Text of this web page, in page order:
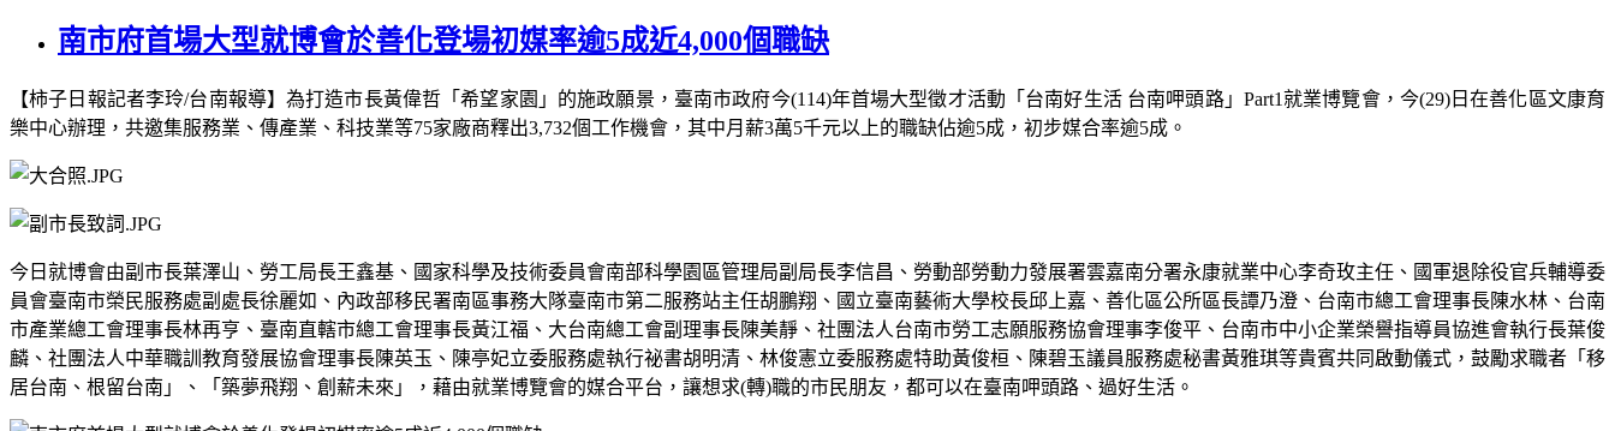
南市府首場大型就博會於善化登場初媒率逾5成近4,000個職缺
【柿子日報記者李玲/台南報導】為打造市長黃偉哲「希望家園」的施政願景，臺南市政府今(114)年首場大型徵才活動「台南好生活 台南呷頭路」 Part1就業博覽會，今(29)日在善化區文康育
樂中心辦理，共邀集服務業、傳產業、科技業等75家廠商釋出3,732個工作機會，其中月薪3萬5千元以上的職缺佔逾5成，初步媒合率逾5成 。
今日就博會由副市長葉澤山、勞工局長王鑫基、 國家科學及技術委員會南部科學園區管理局副局長李信昌、勞動部勞動力發展署雲嘉南分署永康就業中心李奇玫主任、國軍退除役官兵輔導委
員會臺南市榮民服務處副處長徐麗如、內政部移民署南區事務大隊臺南市第二服務站主任胡鵬翔、國立臺南藝術大學校長邱上嘉、善化區公所區長譚乃澄、台南市總工會理事長陳水林、台南
市產業總工會理事長林再亨、臺南直轄市總工會理事長黃江福、大台南總工會副理事長陳美靜、社團法人台南市勞工志願服務協會理事李俊平、台南市中小企業榮譽指導員協進會執行長葉俊
麟、社團法人中華職訓教育發展協會理事長陳英玉 、陳亭妃立委服務處執行祕書胡明清、林俊憲立委服務處特助黃俊桓、陳碧玉議員服務處秘書黃雅琪等貴賓共同啟動儀式，鼓勵求職者「移
居台南、根留台南」、「築夢飛翔、創薪未來」，藉由就業博覽會的媒合平台，讓想求(轉)職的市民朋友，都可以在臺南呷頭路、過好生活。